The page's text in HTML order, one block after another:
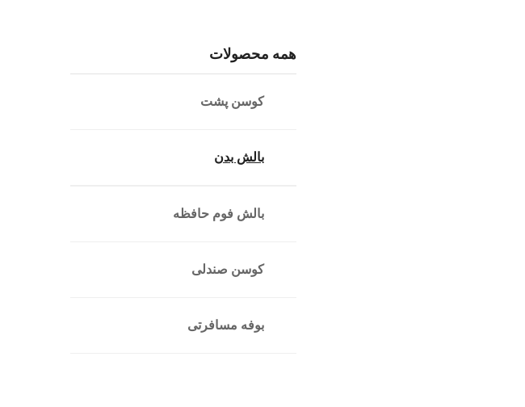
همه محصولات
کوسن پشت
بالش بدن
بالش فوم حافظه
کوسن صندلی
بوفه مسافرتی